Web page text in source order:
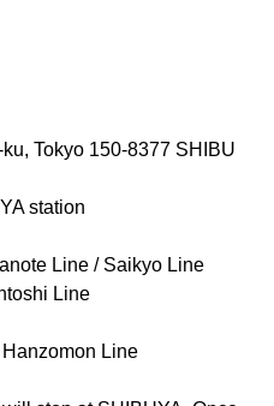
Tokyo 150-8377 SHIBU
station
Line / Saikyo Line
Line
Line